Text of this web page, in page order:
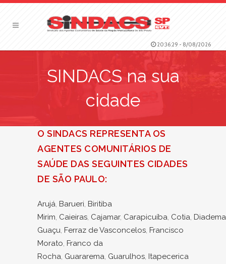
20:36:30 - 8/08/2026
SINDACS na sua
cidade
O SINDACS REPRESENTA OS
AGENTES COMUNITÁRIOS DE
SAÚDE DAS SEGUINTES CIDADES
DE SÃO PAULO:
Arujá, Barueri, Biritiba
Mirim, Caieiras, Cajamar, Carapicuíba, Cotia, Diadema
Guaçu, Ferraz de Vasconcelos, Francisco
Morato, Franco da
Rocha, Guararema, Guarulhos, Itapecerica